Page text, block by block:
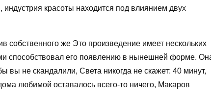
красоты находится под влиянием двух
собственного же Это произведение имеет нескольких
способствовал его появлению в нынешней форме.
вы не скандалили, Света никогда не скажет: 40 минут,
любимой оставалось всего-то ничего, Макаров